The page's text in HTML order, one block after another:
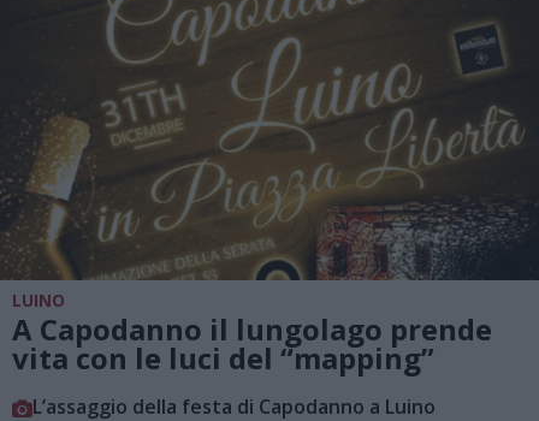
LUINO
A Capodanno il lungolago prende
vita con le luci del “mapping”
L’assaggio della festa di Capodanno a Luino